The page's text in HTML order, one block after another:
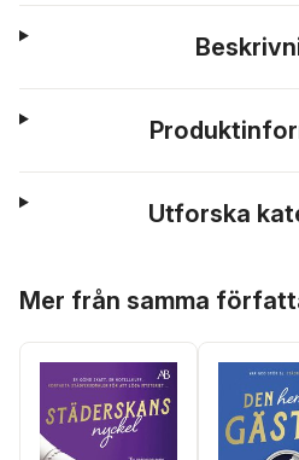
Utforska
Mer från samma